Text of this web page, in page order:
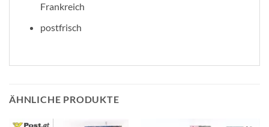
Frankreich
postfrisch
ÄHNLICHE PRODUKTE